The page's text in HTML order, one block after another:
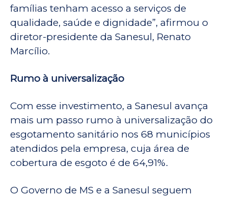
famílias tenham acesso a serviços de
qualidade, saúde e dignidade”, afirmou o
diretor-presidente da Sanesul, Renato
Marcílio.
Rumo à universalização
Com esse investimento, a Sanesul avança
mais um passo rumo à universalização do
esgotamento sanitário nos 68 municípios
atendidos pela empresa, cuja área de
cobertura de esgoto é de 64,91%.
O Governo de MS e a Sanesul seguem